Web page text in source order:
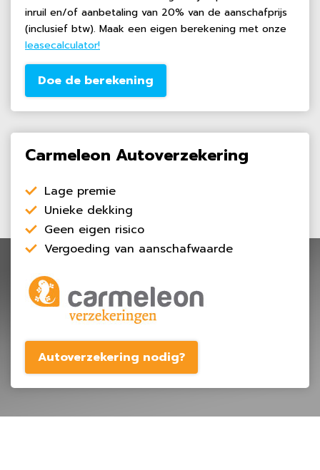
inruil en/of aanbetaling van 20% van de aanschafprijs
(inclusief btw). Maak een eigen berekening met onze
leasecalculator!
Doe de berekening
Carmeleon Autoverzekering
Lage premie
Unieke dekking
Geen eigen risico
Vergoeding van aanschafwaarde
Autoverzekering nodig?